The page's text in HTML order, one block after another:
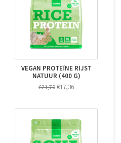
VEGAN PROTEÏNE RIJST
NATUUR (400 G)
€21,70 €17,36